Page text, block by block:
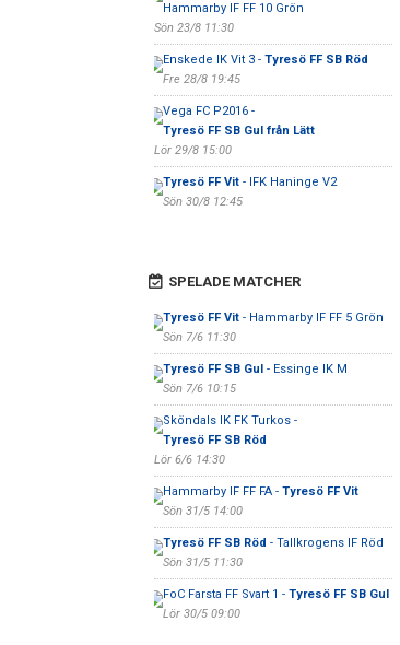
Hammarby IF FF 10 Grön
Sön 23/8 11:30
Enskede IK Vit 3 - Tyresö FF SB Röd
Fre 28/8 19:45
Vega FC P2016 -
Tyresö FF SB Gul från Lätt
Lör 29/8 15:00
Tyresö FF Vit- IFK Haninge V2
Sön 30/8 12:45
SPELADE MATCHER
Tyresö FF Vit- Hammarby IF FF 5 Grön
Sön 7/6 11:30
Tyresö FF SB Gul- Essinge IK M
Sön 7/6 10:15
Sköndals IK FK Turkos -
Tyresö FF SB Röd
Lör 6/6 14:30
Hammarby IF FF FA - Tyresö FF Vit
Sön 31/5 14:00
Tyresö FF SB Röd - Tallkrogens IF Röd
Sön 31/5 11:30
FoC Farsta FF Svart 1 - Tyresö FF SB Gul
Lör 30/5 09:00